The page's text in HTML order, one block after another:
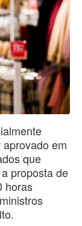
em
que
proposta de
horas